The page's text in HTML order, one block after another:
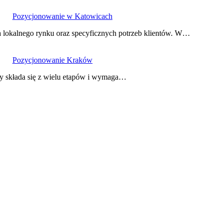
Pozycjonowanie w Katowicach
rynku oraz specyficznych potrzeb klientów. W…
Pozycjonowanie Kraków
składa się z wielu etapów i wymaga…